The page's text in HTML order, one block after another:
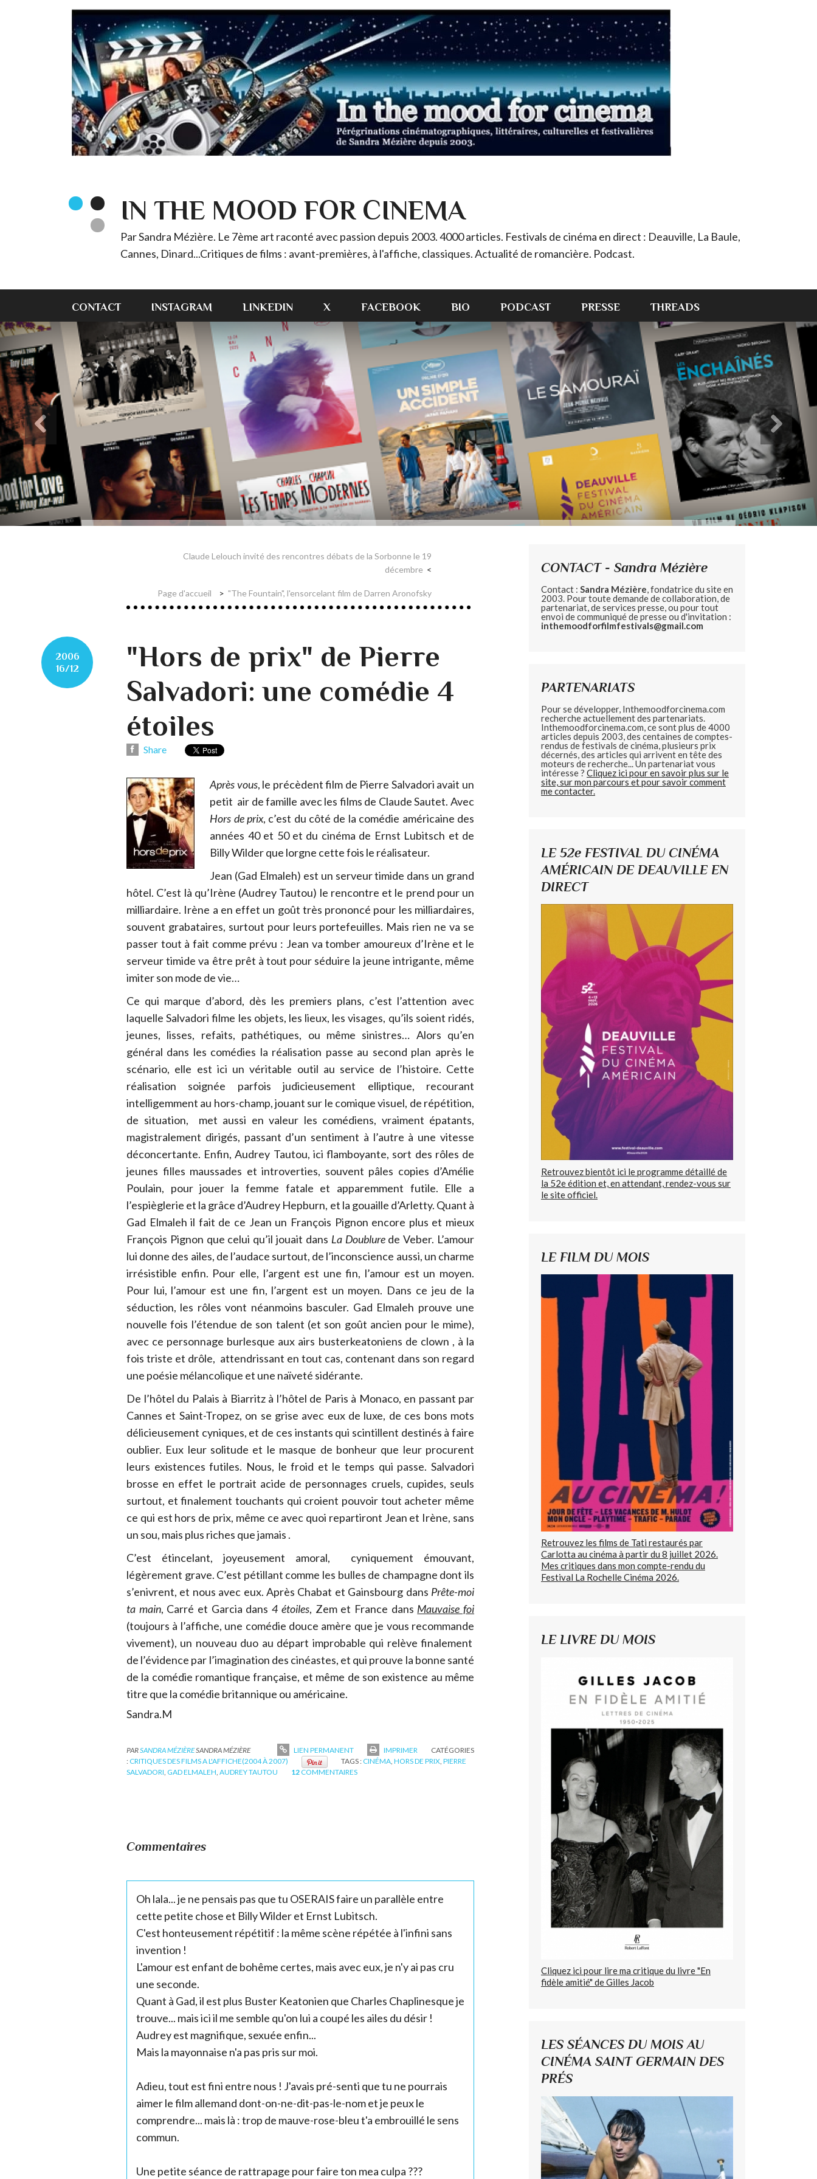
IN THE MOOD FOR CINEMA
Par Sandra Mézière. Le 7ème art raconté avec passion depuis 2003. 4000 articles. Festivals de cinéma en direct : Deauville, La Baule,
Cannes, Dinard...Critiques de films : avant-premières, à l'affiche, classiques. Actualité de romancière. Podcast.
CONTACT INSTAGRAM LINKEDIN X FACEBOOK BIO PODCAST PRESSE THREADS
Claude Lelouch invité des rencontres débats de la Sorbonne le 19
décembre
Page d'accueil "The Fountain", l'ensorcelant film de Darren Aronofsky
2006
16/12
"Hors de prix" de Pierre
Salvadori: une comédie 4
étoiles
Share
Après vous, le précèdent film de Pierre Salvadori avait un
petit air de famille avec les films de Claude Sautet. Avec
Hors de prix, c’est du côté de la comédie américaine des
années 40 et 50 et du cinéma de Ernst Lubitsch et de
Billy Wilder que lorgne cette fois le réalisateur.
Jean (Gad Elmaleh) est un serveur timide dans un grand
hôtel. C’est là qu’Irène (Audrey Tautou) le rencontre et le prend pour un
milliardaire. Irène a en effet un goût très prononcé pour les milliardaires,
souvent grabataires, surtout pour leurs portefeuilles. Mais rien ne va se
passer tout à fait comme prévu : Jean va tomber amoureux d’Irène et le
serveur timide va être prêt à tout pour séduire la jeune intrigante, même
imiter son mode de vie…
Ce qui marque d’abord, dès les premiers plans, c’est l’attention avec
laquelle Salvadori filme les objets, les lieux, les visages, qu’ils soient ridés,
jeunes, lisses, refaits, pathétiques, ou même sinistres… Alors qu’en
général dans les comédies la réalisation passe au second plan après le
scénario, elle est ici un véritable outil au service de l’histoire. Cette
réalisation soignée parfois judicieusement elliptique, recourant
intelligemment au hors-champ, jouant sur le comique visuel, de répétition,
de situation, met aussi en valeur les comédiens, vraiment épatants,
magistralement dirigés, passant d’un sentiment à l’autre à une vitesse
déconcertante. Enfin, Audrey Tautou, ici flamboyante, sort des rôles de
jeunes filles maussades et introverties, souvent pâles copies d’Amélie
Poulain, pour jouer la femme fatale et apparemment futile. Elle a
l’espièglerie et la grâce d’Audrey Hepburn, et la gouaille d’Arletty. Quant à
Gad Elmaleh il fait de ce Jean un François Pignon encore plus et mieux
François Pignon que celui qu’il jouait dans La Doublurede Veber. L’amour
lui donne des ailes, de l’audace surtout, de l’inconscience aussi, un charme
irrésistible enfin. Pour elle, l’argent est une fin, l’amour est un moyen.
Pour lui, l’amour est une fin, l’argent est un moyen. Dans ce jeu de la
séduction, les rôles vont néanmoins basculer. Gad Elmaleh prouve une
nouvelle fois l’étendue de son talent (et son goût ancien pour le mime),
avec ce personnage burlesque aux airs busterkeatoniens de clown , à la
fois triste et drôle, attendrissant en tout cas, contenant dans son regard
une poésie mélancolique et une naïveté sidérante.
De l’hôtel du Palais à Biarritz à l’hôtel de Paris à Monaco, en passant par
Cannes et Saint-Tropez, on se grise avec eux de luxe, de ces bons mots
délicieusement cyniques, et de ces instants qui scintillent destinés à faire
oublier. Eux leur solitude et le masque de bonheur que leur procurent
leurs existences futiles. Nous, le froid et le temps qui passe. Salvadori
brosse en effet le portrait acide de personnages cruels, cupides, seuls
surtout, et finalement touchants qui croient pouvoir tout acheter même
ce qui est hors de prix, même ce avec quoi repartiront Jean et Irène, sans
un sou, mais plus riches que jamais .
C’est étincelant, joyeusement amoral, cyniquement émouvant,
légèrement grave. C’est pétillant comme les bulles de champagne dont ils
s’enivrent, et nous avec eux. Après Chabat et Gainsbourg dans Prête-moi
ta main, Carré et Garcia dans4 étoiles, Zem et France dans Mauvaise foi
(toujours à l’affiche, une comédie douce amère que je vous recommande
vivement), un nouveau duo au départ improbable qui relève finalement
de l’évidence par l’imagination des cinéastes, et qui prouve la bonne santé
de la comédie romantique française, et même de son existence au même
titre que la comédie britannique ou américaine.
Sandra.M
PARSANDRA MÉZIÈRESANDRA MÉZIÈRE LIEN PERMANENT IMPRIMER
CATÉGORIES
: CRITIQUES DES FILMS A L'AFFICHE(2004 À 2007) TAGS : CINÉMA, HORS DE PRIX, PIERRE
SALVADORI GAD ELMALEH AUDREY TAUTOU 12 COMMENTAIRES
Commentaires
Oh lala... je ne pensais pas que tu OSERAIS faire un parallèle entre
cette petite chose et Billy Wilder et Ernst Lubitsch.
C'est honteusement répétitif : la même scène répétée à l'infini sans
invention !
L'amour est enfant de bohême certes, mais avec eux, je n'y ai pas cru
une seconde.
Quant à Gad, il est plus Buster Keatonien que Charles Chaplinesque je
trouve... mais ici il me semble qu'on lui a coupé les ailes du désir !
Audrey est magnifique, sexuée enfin...
Mais la mayonnaise n'a pas pris sur moi.
Adieu, tout est fini entre nous ! J'avais pré-senti que tu ne pourrais
aimer le film allemand dont-on-ne-dit-pas-le-nom et je peux le
comprendre... mais là : trop de mauve-rose-bleu t'a embrouillé le sens
commun.
Une petite séance de rattrapage pour faire ton mea culpa ???
CONTACT - Sandra Mézière
Contact : Sandra Mézière, fondatrice du site en
2003. Pour toute demande de collaboration, de
partenariat, de services presse, ou pour tout
envoi de communiqué de presse ou d'invitation :
inthemoodforfilmfestivals@gmail.com
PARTENARIATS
Pour se développer, Inthemoodforcinema.com
recherche actuellement des partenariats.
Inthemoodforcinema.com, ce sont plus de 4000
articles depuis 2003, des centaines de comptes-
rendus de festivals de cinéma, plusieurs prix
décernés, des articles qui arrivent en tête des
moteurs de recherche... Un partenariat vous
intéresse ? Cliquez ici pour en savoir plus sur le
site, sur mon parcours et pour savoir comment
me contacter.
LE 52e FESTIVAL DU CINÉMA
AMÉRICAIN DE DEAUVILLE EN
DIRECT
Retrouvez bientôt ici le programme détaillé de
la 52e édition et, en attendant, rendez-vous sur
le site officiel.
LE FILM DU MOIS
Retrouvez les films de Tati restaurés par
Carlotta au cinéma à partir du 8 juillet 2026.
Mes critiques dans mon compte-rendu du
Festival La Rochelle Cinéma 2026.
LE LIVRE DU MOIS
Cliquez ici pour lire ma critique du livre "En
fidèle amitié" de Gilles Jacob
LES SÉANCES DU MOIS AU
CINÉMA SAINT GERMAIN DES
PRÉS